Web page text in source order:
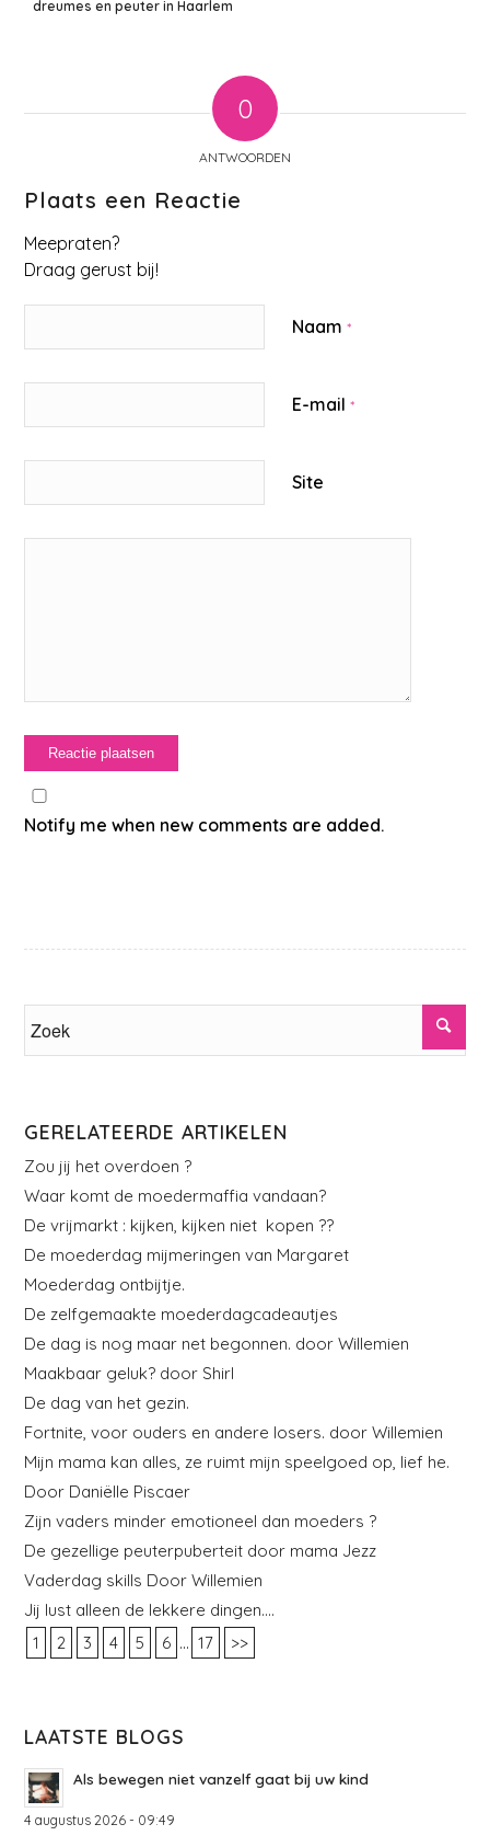
dreumes en peuter in Haarlem
0
ANTWOORDEN
Plaats een Reactie
Meepraten?
Draag gerust bij!
Naam*
E-mail*
Site
Notify me when new comments are added.
GERELATEERDE ARTIKELEN
Zou jij het overdoen ?
Waar komt de moedermaffia vandaan?
De vrijmarkt : kijken, kijken niet kopen ??
De moederdag mijmeringen van Margaret
Moederdag ontbijtje.
De zelfgemaakte moederdagcadeautjes
De dag is nog maar net begonnen. door Willemien
Maakbaar geluk? door Shirl
De dag van het gezin.
Fortnite, voor ouders en andere losers. door Willemien
Mijn mama kan alles, ze ruimt mijn speelgoed op, lief he.
Door Daniëlle Piscaer
Zijn vaders minder emotioneel dan moeders ?
De gezellige peuterpuberteit door mama Jezz
Vaderdag skills Door Willemien
Jij lust alleen de lekkere dingen….
1
2 3 4 5 6 ... 17 >>
LAATSTE BLOGS
Als bewegen niet vanzelf gaat bij uw kind
4 augustus 2026 - 09:49